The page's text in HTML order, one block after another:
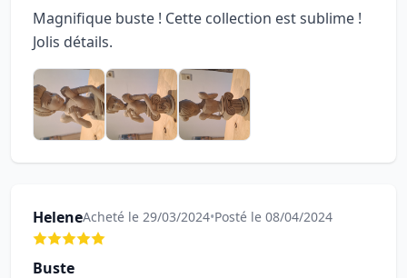
Magnifique buste ! Cette collection est sublime !
Jolis détails.
HeleneAcheté le 29/03/2024•Posté le 08/04/2024
Buste